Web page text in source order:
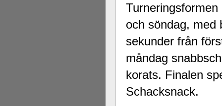
och söndag, med
sekunder från
måndag
korats. Finalen
Schacksnack.